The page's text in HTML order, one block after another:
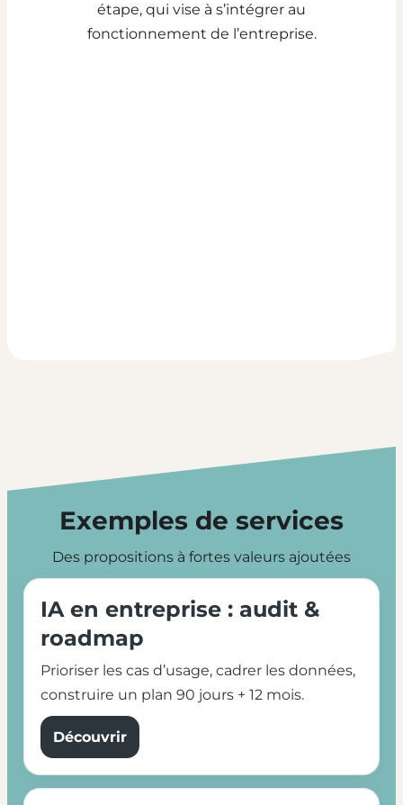
étape, qui vise à s’intégrer au
fonctionnement de l’entreprise.
Exemples de services
Des propositions à fortes valeurs ajoutées
IA en entreprise : audit &
roadmap
Prioriser les cas d’usage, cadrer les données,
construire un plan 90 jours + 12 mois.
Découvrir